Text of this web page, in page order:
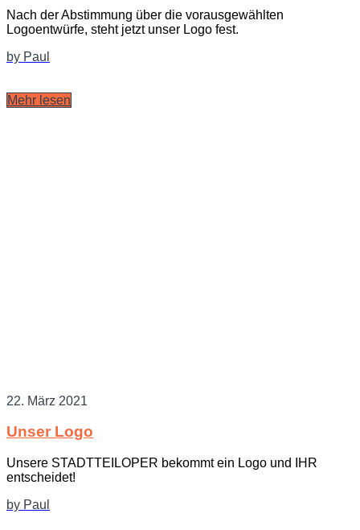
Nach der Abstimmung über die vorausgewählten
Logoentwürfe, steht jetzt unser Logo fest.
by Paul
Mehr lesen
22. März 2021
Unser Logo
Unsere STADTTEILOPER bekommt ein Logo und IHR
entscheidet!
by Paul